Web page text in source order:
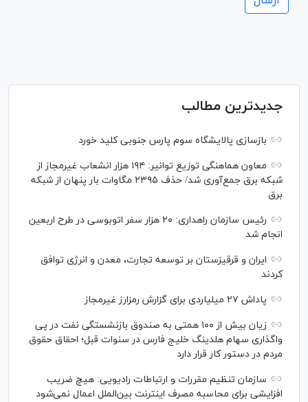
جدیدترین مطالب
بازسازی پالایشگاه سوم پارس جنوبی کلید خورد
معاون هماهنگی توزیع توانیر: ۱۹۴ هزار انشعاب غیرمجاز از
شبکه برق جمع‌آوری شد/ حذف ۲۳۹۵ مگاوات بار پنهان از شبکه
برق
رئیس سازمان راهداری: ۲۰ هزار سفر اتوبوسی در طرح اربعین
انجام شد
ایران و قرقیزستان بر توسعه تجارت، معدن و انرژی توافق
کردند
پاداش ۲۷ میلیاردی برای گزارش رمزارز غیرمجاز
زیان بیش از ۱۰۰ همتی به صندوق بازنشستگی نفت در پی
واگذاری سهام هلدینگ خلیج فارس در سنوات قبل؛ احقاق حقوق
مردم در دستور کار قرار دارد
سازمان تنظیم مقررات و ارتباطات رادیویی: هیچ ضریب
افزایشی برای محاسبه مصرف اینترنت بین‌الملل اعمال نمی‌شود